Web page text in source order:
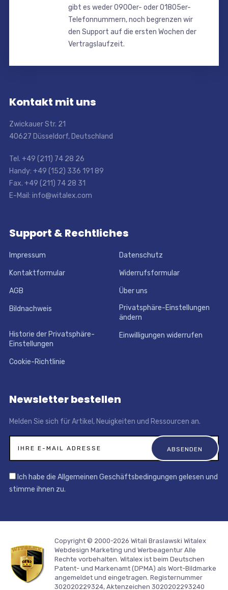
gibt es weder 0900er- oder 01805er-
Telefonnummern, noch begrenzen wir
den Support auf die ersten Wochen der
Vertragslaufzeit.
Kontakt mit uns
Zwickauer Str. 21
40627 Düsseldorf, Deutschland
Tel. +49 (211) 74 28 26
Handy: +49 (152) 336 191 89
Fax. +49 (211) 74 28 31
E-Mail: info@witalex.com
Support & Rechtliches
Impressum Datenschutz
Kontaktformular Widerrufsformular
AGB Über uns
Bildnachweis
Privatsphäre-Einstellungen
ändern
Historie der Privatsphäre-
Einstellungen
Einwilligungen widerrufen
Cookie-Richtlinie
Newsletter bestellen
Melden Sie sich für Artikel, Neuigkeiten und Ressourcen an.
Ich habe die Allgemeinen Geschäftsbedingungen gelesen und
stimme ihnen zu.
Copyright © 2000-2026 Witali Braslawski Witalex
Webdesign Marketing und WerbeagenturAlle
Rechte vorbehalten. Witalex ist beim Deutschen
Patent- und Markenamt (DPMA) als Wort-Bildmarke
angemeldet und eingetragen. Registernummer
302020229324, Aktenzeichen 3020202293240